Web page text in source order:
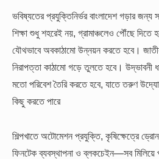
ভবিষ্যতের প্রযুক্তিনির্ভর বাংলাদেশ গড়ার
শিক্ষা শুধু শহরেই নয়, গ্রামাঞ্চলেও পৌঁছে দিতে
যৌথভাবে অবকাঠামো উন্নয়ন করতে হবে। জাতীয়
নিরাপত্তা কাঠামো গড়ে তুলতে হবে। উদ্ভাবনী
মতো পরিবেশ তৈরি করতে হবে, যাতে তরুণ
কিছু করতে পারে
শিল্পখাতে অটোমেশন প্রযুক্তি, কৃষিক্ষেত্রে
ফিনটেক ব্যবস্থাপনা ও ব্লকচেইন—সব মিলিয়ে